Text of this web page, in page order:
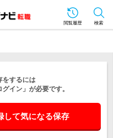
閲覧履歴 検索
をするには
イン」が必要です。
して気になる保存